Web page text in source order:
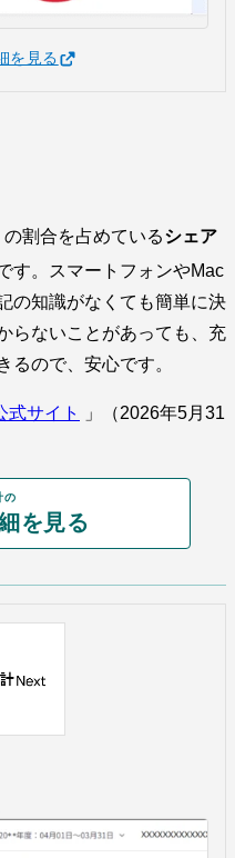
を見る
割合を占めているシェア
す。スマートフォンやMac
の知識がなくても簡単に決
らないことがあっても、充
るので、安心です。
式サイト
」（2026年5月31
の
を見る